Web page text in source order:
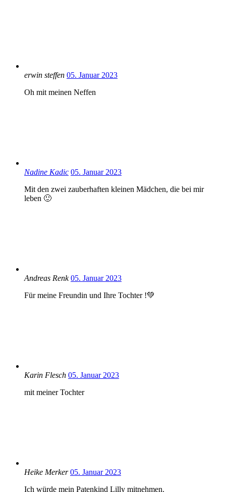
erwin steffen 05. Januar 2023
Oh mit meinen Neffen
Nadine Kadic 05. Januar 2023
Mit den zwei zauberhaften kleinen Mädchen, die bei mir
leben 🙂
Andreas Renk 05. Januar 2023
Für meine Freundin und Ihre Tochter !💚
Karin Flesch 05. Januar 2023
mit meiner Tochter
Heike Merker 05. Januar 2023
Ich würde mein Patenkind Lilly mitnehmen.